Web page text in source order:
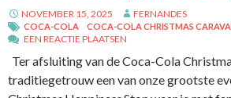
NOVEMBER 15, 2025 FERNANDES
COCA-COLA COCA-COLA CHRISTMAS
EEN REACTIE PLAATSEN
Ter afsluiting van de Coca-Cola
traditiegetrouw een van onze grootste